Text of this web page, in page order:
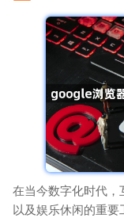
在当今数字化时代，
以及娱乐休闲的重